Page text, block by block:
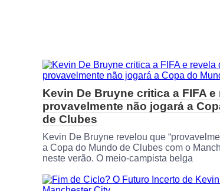
Kevin De Bruyne critica a FIFA e
provavelmente não jogará a
de Clubes
Kevin De Bruyne revelou que
a Copa do Mundo de Clubes com o
neste verão. O meio-campista belga